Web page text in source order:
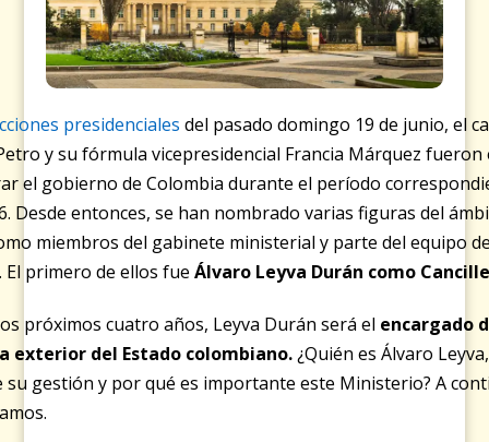
presidenciales del pasado domingo 19 de junio, el
y su fórmula vicepresidencial Francia Márquez fueron
el gobierno de Colombia durante el período
Desde entonces, se han nombrado varias figuras del
miembros del gabinete ministerial y parte del equipo
primero de ellos fue Álvaro Leyva Durán como
próximos cuatro años, Leyva Durán será el encargado
exterior del Estado colombiano.¿Quién es Álvaro
su gestión y por qué es importante este Ministerio? A